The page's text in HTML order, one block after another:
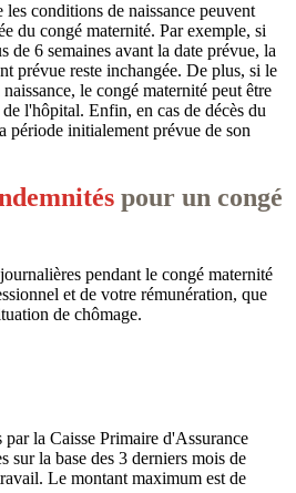
conditions de naissance peuvent
du congé maternité. Par exemple, si
de 6 semaines avant la date prévue, la
prévue reste inchangée. De plus, si le
le congé maternité peut être
l'hôpital. Enfin, en cas de décès du
période initialement prévue de son
pour un congé
pendant le congé maternité
et de votre rémunération, que
de chômage.
par la Caisse Primaire d'Assurance
sur la base des 3 derniers mois de
Le montant maximum est de